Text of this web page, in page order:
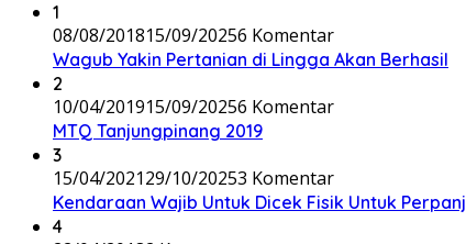
1
08/08/201815/09/20256 Komentar
Wagub Yakin Pertanian di Lingga Akan Berhasil
2
10/04/201915/09/20256 Komentar
MTQ Tanjungpinang 2019
3
15/04/202129/10/20253 Komentar
Kendaraan Wajib Untuk Dicek Fisik Untuk
4